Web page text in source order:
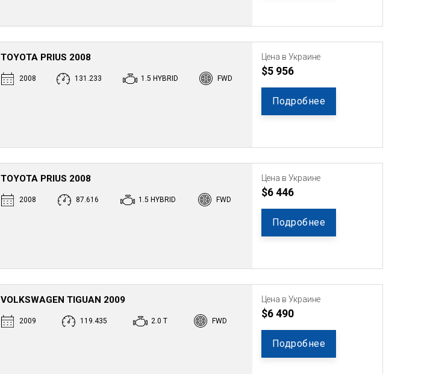
TOYOTA PRIUS 2008
2008 131.233 1.5 HYBRID FWD
Цена в Украине
$5 956
Подробнее
TOYOTA PRIUS 2008
2008 87.616 1.5 HYBRID FWD
Цена в Украине
$6 446
Подробнее
VOLKSWAGEN TIGUAN 2009
2009 119.435 2.0 T FWD
Цена в Украине
$6 490
Подробнее